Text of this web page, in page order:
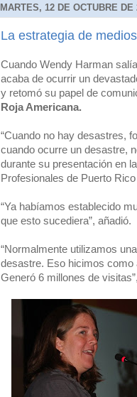
MARTES, 12 DE OCTUBRE DE
La estrategia de
Cuando Wendy Harman
acaba de ocurrir un
y retomó su papel de
Roja Americana.
“Cuando no hay desastres,
cuando ocurre un desastre,
durante su presentación en
Profesionales de Puerto
“Ya habíamos establecido
que esto sucediera”, añadió.
“Normalmente utilizamos
desastre. Eso hicimos como
Generó 6 millones de